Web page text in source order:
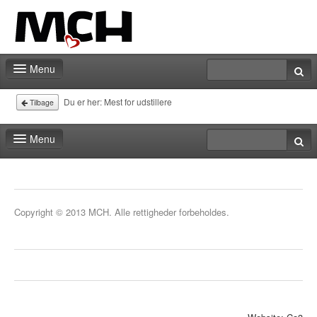
Menu
Forside
Messeberegner
Kontakt
Tilbage Du er her: Mest for udstillere
Menu
Copyright © 2013 MCH. Alle rettigheder forbeholdes.